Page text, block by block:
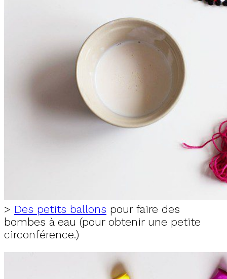
> Des petits ballons pour faire des
bombes à eau (pour obtenir une petite
circonférence.)